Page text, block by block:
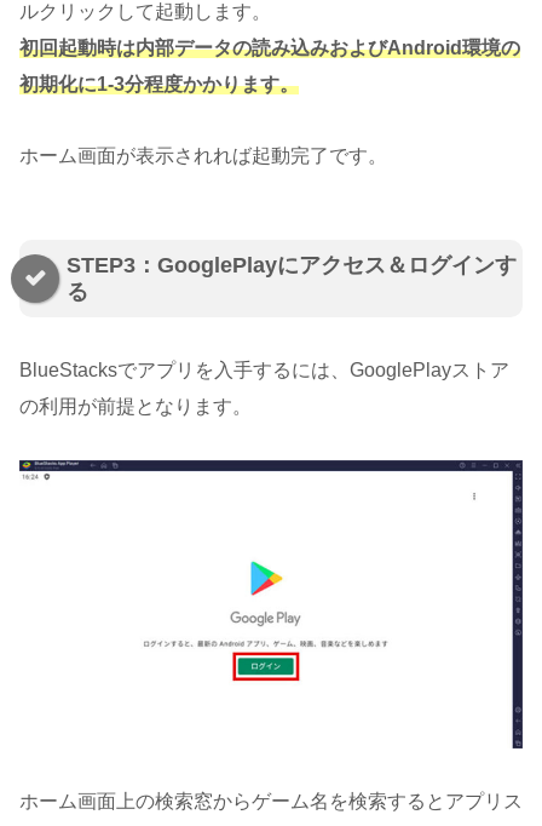
ルクリックして起動します。
初回起動時は内部データの読み込みおよびAndroid環境の
初期化に1-3分程度かかります。
ホーム画面が表示されれば起動完了です。
STEP3：GooglePlayにアクセス＆ログインす
る
BlueStacksでアプリを入手するには、GooglePlayストア
の利用が前提となります。
ホーム画面上の検索窓からゲーム名を検索するとアプリス